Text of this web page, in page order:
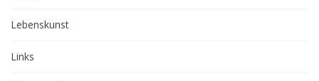
Lebenskunst
Links